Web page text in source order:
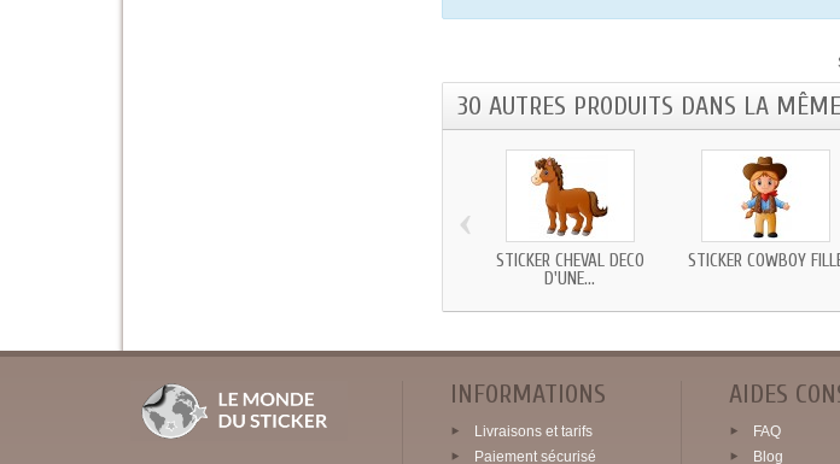
30 AUTRES PRODUITS DANS LA
STICKER CHEVAL DECO
D'UNE...
STICKER COWBOY
‹
INFORMATIONS
Livraisons et tarifs
Paiement sécurisé
AIDES
FAQ
Blog